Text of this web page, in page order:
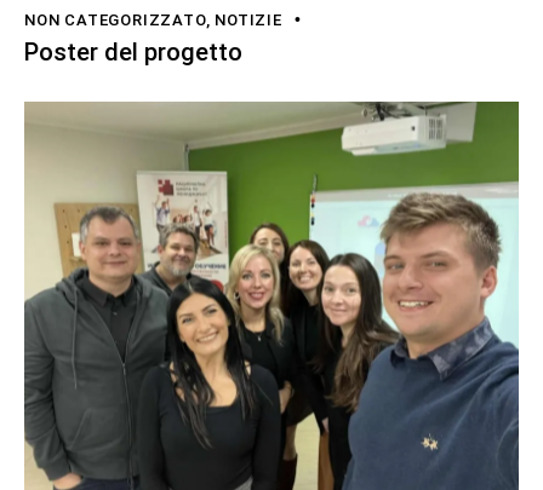
NON CATEGORIZZATO, NOTIZIE
Poster del progetto